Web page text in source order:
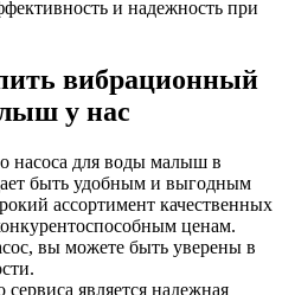
и надежность при
вибрационный
у нас
насоса для воды малыш в
быть удобным и выгодным
ассортимент качественных
ценам.
вы можете быть уверены в
является надежная